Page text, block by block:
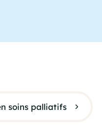
soins palliatifs